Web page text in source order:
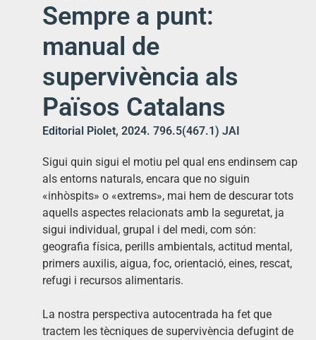
Sempre a punt:
manual de
supervivència als
Països Catalans
Editorial Piolet, 2024. 796.5(467.1) JAI
Sigui quin sigui el motiu pel qual ens endinsem cap
als entorns naturals, encara que no siguin
«inhòspits» o «extrems», mai hem de descurar tots
aquells aspectes relacionats amb la seguretat, ja
sigui individual, grupal i del medi, com són:
geografia física, perills ambientals, actitud mental,
primers auxilis, aigua, foc, orientació, eines, rescat,
refugi i recursos alimentaris.
La nostra perspectiva autocentrada ha fet que
tractem les tècniques de supervivència defugint de